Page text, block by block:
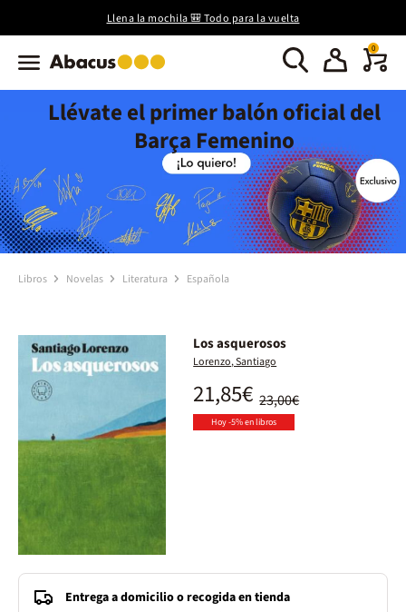
Llena la mochila 🎒 Todo para la vuelta
0
Llévate el primer balón oficial del
Barça Femenino
Libros Novelas Literatura Española
Los asquerosos
Lorenzo, Santiago
23,00€
21,85€
Hoy -5% en libros
Entrega a domicilio o recogida en tienda